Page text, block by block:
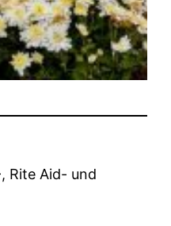
Rite Aid- und